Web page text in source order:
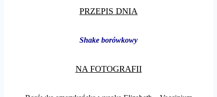
PRZEPIS DNIA
Shake borówkowy
NA FOTOGRAFII